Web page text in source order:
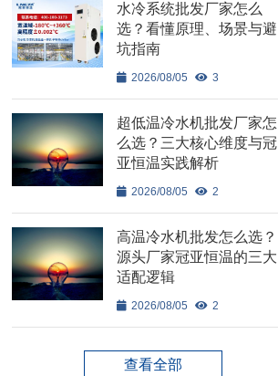
水冷系统批发厂家怎么
选？看懂原理、场景与避
坑指南
2026/08/05 3
超低温冷水机批发厂家怎
么选？三大核心维度与冠
亚恒温实践解析
2026/08/05 2
高温冷水机批发怎么选？
源头厂家冠亚恒温的三大
适配逻辑
2026/08/05 2
查看全部